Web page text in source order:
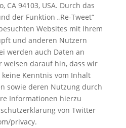
CA 94103, USA. Durch das
der Funktion „Re-Tweet“
Websites mit Ihrem
und anderen Nutzern
werden auch Daten an
weisen darauf hin, dass wir
Kenntnis vom Inhalt
sowie deren Nutzung durch
Informationen hierzu
von Twitter
privacy.